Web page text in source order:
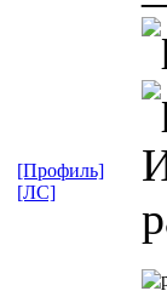
[Профиль]
[ЛС]